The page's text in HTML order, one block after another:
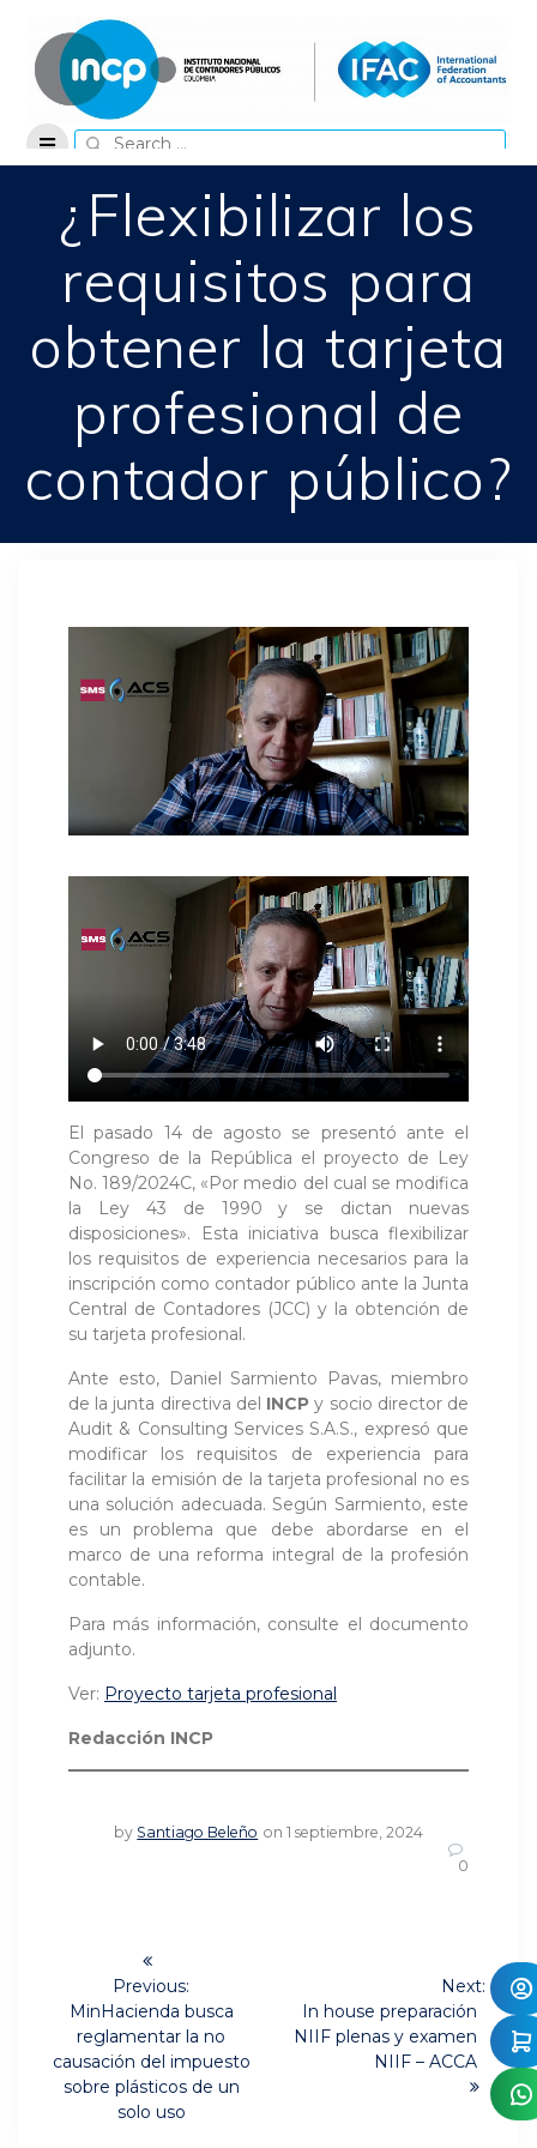
content
Search
for:
¿Flexibilizar los
requisitos para
obtener la tarjeta
profesional de
contador público?
El pasado 14 de agosto se presentó ante el
Congreso de la República el proyecto de Ley
No. 189/2024C, «Por medio del cual se modifica
la Ley 43 de 1990 y se dictan nuevas
disposiciones». Esta iniciativa busca flexibilizar
los requisitos de experiencia necesarios para la
inscripción como contador público ante la Junta
Central de Contadores (JCC) y la obtención de
su tarjeta profesional.
Ante esto, Daniel Sarmiento Pavas, miembro
de la junta directiva del INCP y socio director de
Audit & Consulting Services S.A.S., expresó que
modificar los requisitos de experiencia para
facilitar la emisión de la tarjeta profesional no es
una solución adecuada. Según Sarmiento, este
es un problema que debe abordarse en el
marco de una reforma integral de la profesión
contable.
Para más información, consulte el documento
adjunto.
Ver: Proyecto tarjeta profesional
Redacción INCP
by Santiago Beleño on 1 septiembre, 2024
0
Navegación
entradas
Previous:
Previous
post:
MinHacienda busca
reglamentar la no
causación del impuesto
sobre plásticos de un
solo uso
Next:
Next
post:
In house preparación
NIIF plenas y examen
NIIF – ACCA